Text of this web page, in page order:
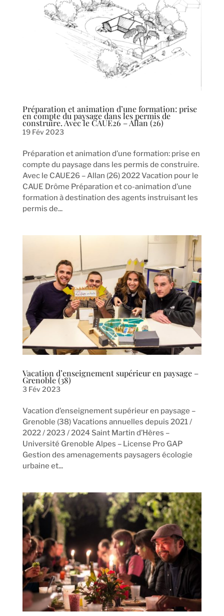
Préparation et animation d’une formation: prise
en compte du paysage dans les permis de
construire. Avec le CAUE26 – Allan (26)
19 Fév 2023
Préparation et animation d’une formation: prise en
compte du paysage dans les permis de construire.
Avec le CAUE26 – Allan (26) 2022 Vacation pour le
CAUE Drôme Préparation et co-animation d’une
formation à destination des agents instruisant les
permis de...
Vacation d’enseignement supérieur en paysage –
Grenoble (38)
3 Fév 2023
Vacation d’enseignement supérieur en paysage –
Grenoble (38) Vacations annuelles depuis 2021 /
2022 / 2023 / 2024 Saint Martin d’Hères –
Université Grenoble Alpes – License Pro GAP
Gestion des amenagements paysagers écologie
urbaine et...